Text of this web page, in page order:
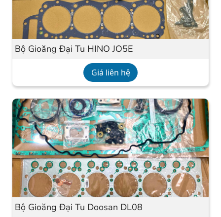
Bộ Gioăng Đại Tu HINO JO5E
Giá liên hệ
Bộ Gioăng Đại Tu Doosan DL08